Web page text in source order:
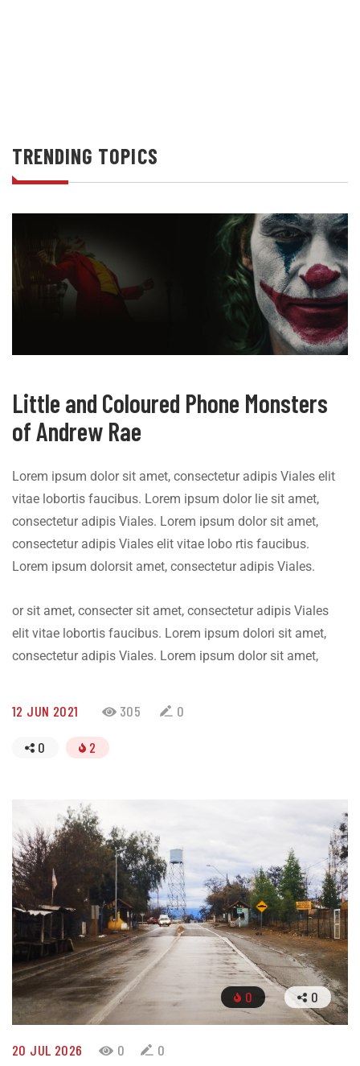
TRENDING TOPICS
Little and Coloured Phone Monsters
of Andrew Rae
Lorem ipsum dolor sit amet, consectetur adipis Viales elit
vitae lobortis faucibus. Lorem ipsum dolor lie sit amet,
consectetur adipis Viales. Lorem ipsum dolor sit amet,
consectetur adipis Viales elit vitae lobo rtis faucibus.
Lorem ipsum dolorsit amet, consectetur adipis Viales.
or sit amet, consecter sit amet, consectetur adipis Viales
elit vitae lobortis faucibus. Lorem ipsum dolori sit amet,
consectetur adipis Viales. Lorem ipsum dolor sit amet,
12 JUN 2021 305 0
0 2
0 0
20 JUL 2026 0 0